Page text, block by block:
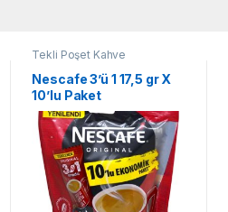
Tekli Poşet Kahve
Nescafe 3’ü 1 17,5 gr X
10’lu Paket